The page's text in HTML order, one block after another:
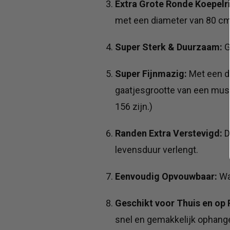
Extra Grote Ronde
met een diameter van 80
Super Sterk & Duurzaam:
Super Fijnmazig: Met een
gaatjesgrootte van een
156 zijn.)
Randen Extra Verstevigd:
levensduur verlengt.
Eenvoudig Opvouwbaar:
Geschikt voor Thuis en op
snel en gemakkelijk